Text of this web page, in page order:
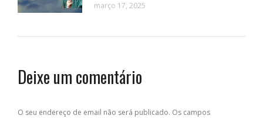
março 17, 2025
Deixe um comentário
O seu endereço de email não será publicado. Os campos